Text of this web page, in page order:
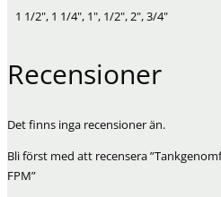
1 1/2", 1 1/4", 1", 1/2", 2", 3/4"
Recensioner
Det finns inga recensioner än.
Bli först med att recensera
FPM”